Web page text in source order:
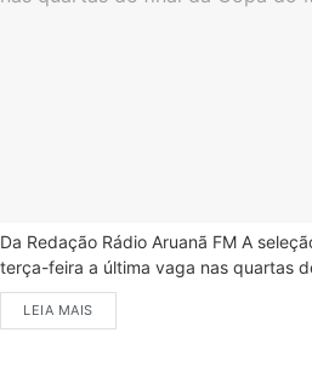
Da Redação Rádio Aruanã FM A
terça-feira a última vaga nas quartas
LEIA MAIS